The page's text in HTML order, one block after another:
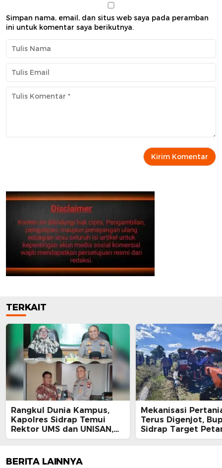
Simpan nama, email, dan situs web saya pada peramban
ini untuk komentar saya berikutnya.
TERKAIT
Rangkul Dunia Kampus,
Kapolres Sidrap Temui
Rektor UMS dan UNISAN,
Ajak Bersama Jaga
Mekanisasi
Terus Digenjot,
Sidrap Target
Panen Tiga Kali
BERITA LAINNYA